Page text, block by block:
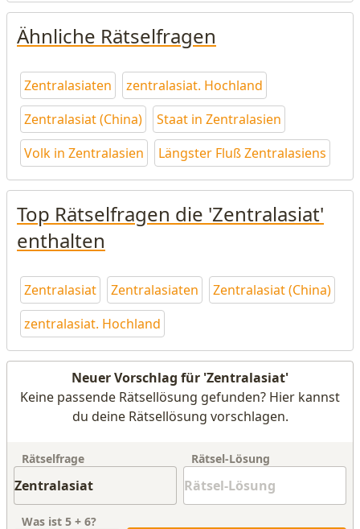
Ähnliche Rätselfragen
Zentralasiaten
zentralasiat. Hochland
Zentralasiat (China)
Staat in Zentralasien
Volk in Zentralasien
Längster Fluß Zentralasiens
Top Rätselfragen die 'Zentralasiat'
enthalten
Zentralasiat Zentralasiaten
Zentralasiat (China)
zentralasiat. Hochland
Neuer Vorschlag für 'Zentralasiat'
Keine passende Rätsellösung gefunden? Hier kannst
du deine Rätsellösung vorschlagen.
Rätselfrage Rätsel-Lösung
Was ist 5 + 6?